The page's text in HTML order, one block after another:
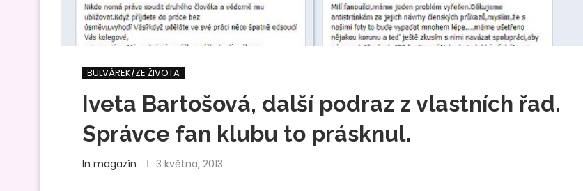
BULVÁREK/ZE ŽIVOTA
Iveta Bartošová, další podraz z vlastních řad.
Správce fan klubu to prásknul.
In magazín 3 května, 2013